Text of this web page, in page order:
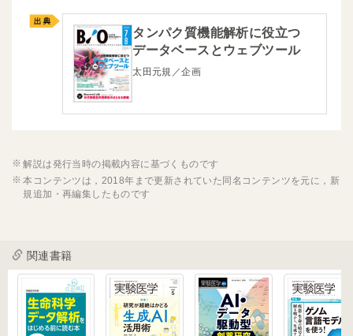
タンパク質機能解析に役立つ
データベースとウェブツール
太田元規／企画
解説は発行当時の掲載内容に基づくものです
本コンテンツは，2018年まで更新されていた同名コンテンツを元に，新
規追加・再編集したものです
関連書籍